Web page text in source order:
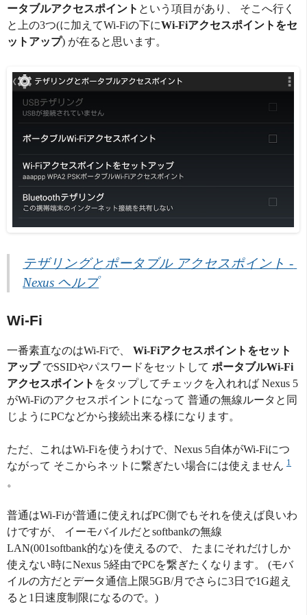
ータブルアクセスポイント という項目があり、 そこへ行く
と上の3つ(に加えてWi-Fiの下にWi-Fiアクセスポイントをセ
ットアップ) が在ると思います。
テザリングとポータブル アクセスポイント -
Nexus ヘルプ
Wi-Fi
一番素直なのはWi-Fiで、 Wi-Fiアクセスポイントをセット
アップでSSIDやパスワードをセットして ポータブルWi-Fi
アクセスポイント をタップしてチェックを入れれば Nexus 5
がWi-Fiのアクセスポイントになって 普通の無線ルータと同
じようにPCなどから接続出来る様になります。
ただ、これはWi-Fiを使うわけで、Nexus 5自体がWi-Fiにつ
ながって そこからネットに繋ぎたい場合には使えません 1
。
普通はWi-Fiが普通に使えればPC側でもそれを使えば良いわ
けですが、 イーモバイルだとsoftbankの無線
LAN(001softbank的な)を使えるので、 たまにそれだけしか
使えない時にNexus 5経由でPCを繋ぎたくなります。 (モバ
イルの方だとデータ通信上限5GB/月でさらに3日で1G超え
ると1日速度制限になるので。)